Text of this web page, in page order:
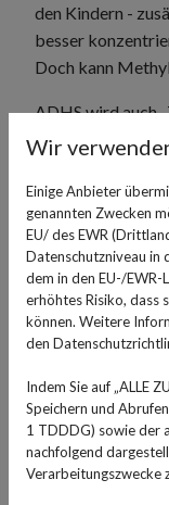
den Kindern -
besser
Doch kann
ADHS wird auch
die Kinder, die es
auch aggressiv.
Störung
neben anderen
psychologischen
das Medikament
Methylphenidat
auch im
Präparate mit
Dopamin
Wir
Einige Anbieter
genannten Zwecken
EU/ des EWR
Datenschutzniveau in
dem in den EU-/EWR-
erhöhtes Risiko, dass
können. Weitere
den
Indem Sie auf „ALLE
Speichern und
1 TDDDG) sowie der
nachfolgend
Verarbeitungszwecke